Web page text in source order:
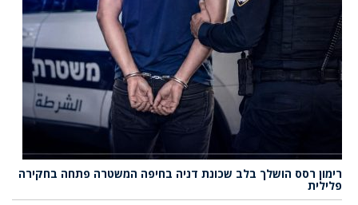
רימון רסס הושלך בלב שכונת דניה בחיפה המשטרה פתחה בחקירה
פלילית